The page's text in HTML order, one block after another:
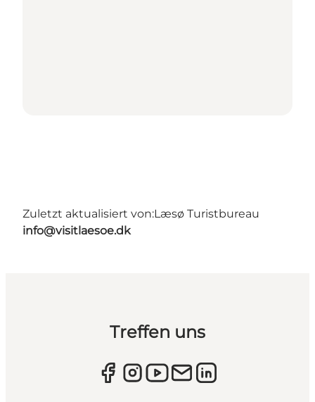
Zuletzt aktualisiert von:Læsø Turistbureau
info@visitlaesoe.dk
Treffen uns